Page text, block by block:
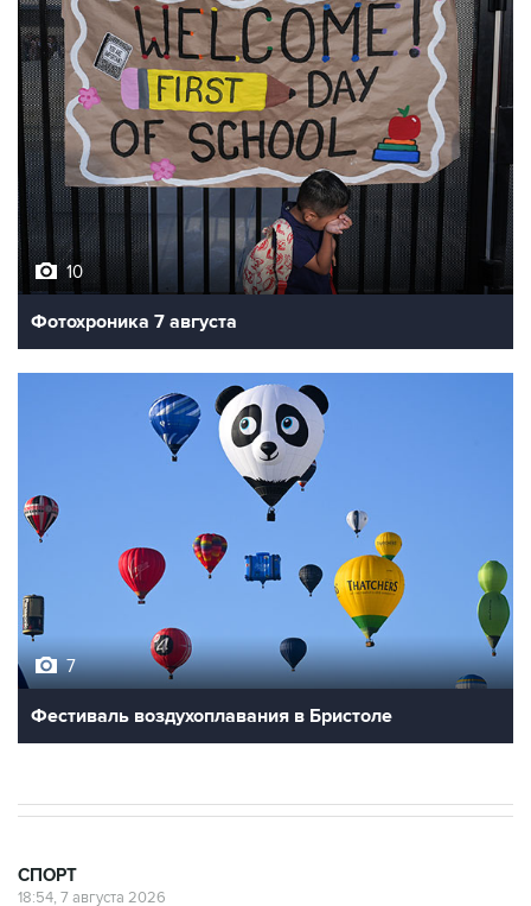
10
Фотохроника 7 августа
7
Фестиваль воздухоплавания в Бристоле
СПОРТ
18:54, 7 августа 2026